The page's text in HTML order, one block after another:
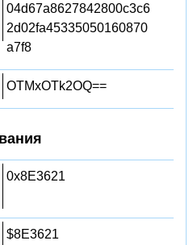
04d67a8627842800c3c6
2d02fa45335050160870
a7f8
OTMxOTk2OQ==
0x8E3621
$8E3621